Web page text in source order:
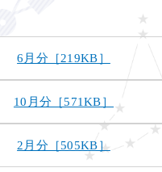
6月分［219KB］
10月分［571KB］
2月分［505KB］